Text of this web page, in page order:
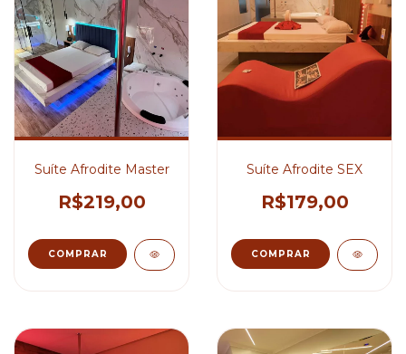
Suíte Afrodite Master
R$219,00
COMPRAR
Suíte Afrodite SEX
R$179,00
COMPRAR